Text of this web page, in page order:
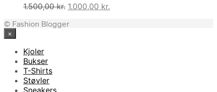
1.500,00kr. Den
pris
1.000,00 kr.
© Fashion Blogger
×
Kjoler
Bukser
T-Shirts
Støvler
Sneakers